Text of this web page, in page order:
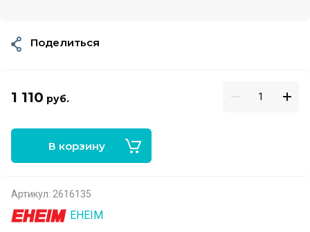
1 110 руб.
В корзину
Артикул: 2616135
EHEIM
Поделиться